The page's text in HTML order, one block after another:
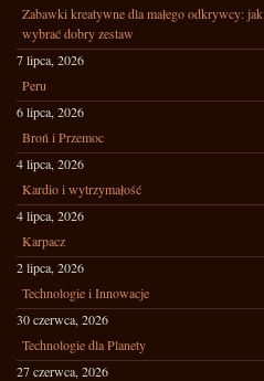
Zabawki kreatywne dla małego odkrywcy: jak
wybrać dobry zestaw
7 lipca, 2026
Peru
6 lipca, 2026
Broń i Przemoc
4 lipca, 2026
Kardio i wytrzymałość
4 lipca, 2026
Karpacz
2 lipca, 2026
Technologie i Innowacje
30 czerwca, 2026
Technologie dla Planety
27 czerwca, 2026